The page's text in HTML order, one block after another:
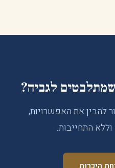
לגביה?
להבין את האפשרויות,
התחייבות.